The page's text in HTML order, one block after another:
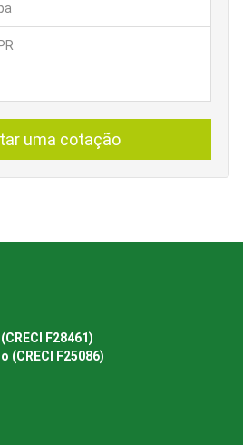
uma cotação
F28461)
(CRECI F25086)